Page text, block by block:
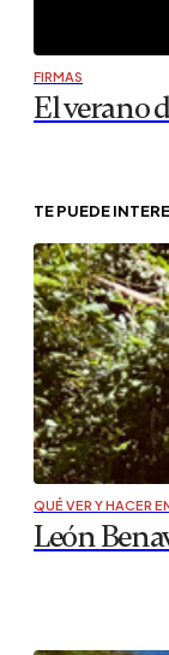
FIRMAS
El verano
TE PUEDE
QUÉ VER Y HACER
León